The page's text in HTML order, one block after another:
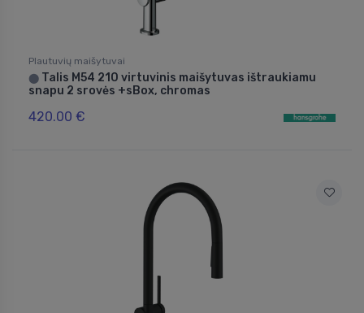
Plautuvių maišytuvai
⬤ Talis M54 210 virtuvinis maišytuvas ištraukiamu
snapu 2 srovės +sBox, chromas
420.00 €